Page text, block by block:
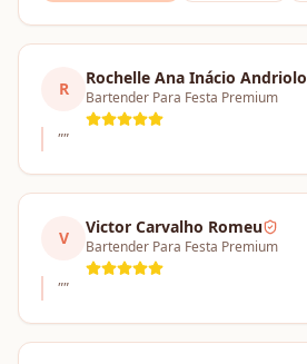
R
Rochelle Ana Inácio Andriolo
Bartender Para Festa Premium
""
V
Victor Carvalho Romeu
Bartender Para Festa Premium
""